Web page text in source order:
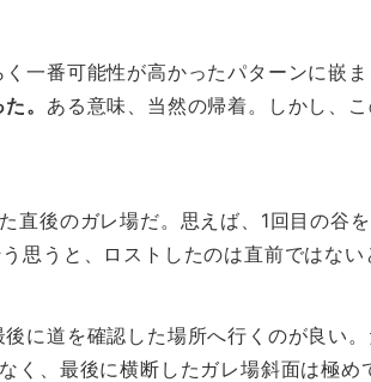
一番可能性が高かったパターンに嵌ま
。 ある意味、当然の帰着。しかし、
後のガレ場だ。思えば、1回目の谷
うと、ロストしたのは直前ではない
に道を確認した場所へ行くのが良い
く、最後に横断したガレ場斜面は極